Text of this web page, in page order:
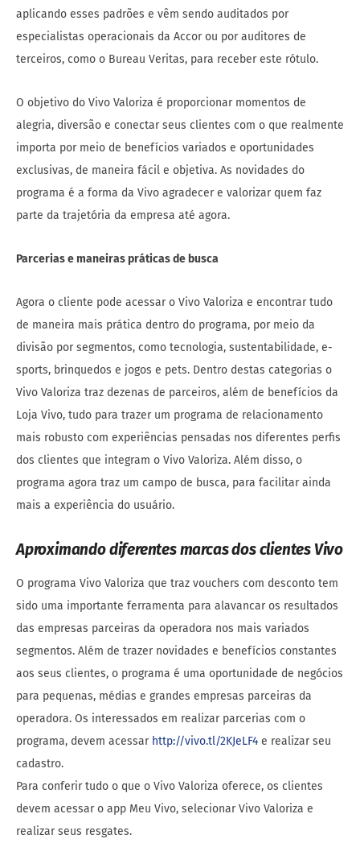
aplicando esses padrões e vêm sendo auditados por
especialistas operacionais da Accor ou por auditores de
terceiros, como o Bureau Veritas, para receber este rótulo.
O objetivo do Vivo Valoriza é proporcionar momentos de
alegria, diversão e conectar seus clientes com o que realmente
importa por meio de benefícios variados e oportunidades
exclusivas, de maneira fácil e objetiva. As novidades do
programa é a forma da Vivo agradecer e valorizar quem faz
parte da trajetória da empresa até agora.
Parcerias e maneiras práticas de busca
Agora o cliente pode acessar o Vivo Valoriza e encontrar tudo
de maneira mais prática dentro do programa, por meio da
divisão por segmentos, como tecnologia, sustentabilidade, e-
sports, brinquedos e jogos e pets. Dentro destas categorias o
Vivo Valoriza traz dezenas de parceiros, além de benefícios da
Loja Vivo, tudo para trazer um programa de relacionamento
mais robusto com experiências pensadas nos diferentes perfis
dos clientes que integram o Vivo Valoriza. Além disso, o
programa agora traz um campo de busca, para facilitar ainda
mais a experiência do usuário.
Aproximando diferentes marcas dos clientes Vivo
O programa Vivo Valoriza que traz vouchers com desconto tem
sido uma importante ferramenta para alavancar os resultados
das empresas parceiras da operadora nos mais variados
segmentos. Além de trazer novidades e benefícios constantes
aos seus clientes, o programa é uma oportunidade de negócios
para pequenas, médias e grandes empresas parceiras da
operadora. Os interessados em realizar parcerias com o
programa, devem acessar http://vivo.tl/2KJeLF4 e realizar seu
cadastro.
Para conferir tudo o que o Vivo Valoriza oferece, os clientes
devem acessar o app Meu Vivo, selecionar Vivo Valoriza e
realizar seus resgates.